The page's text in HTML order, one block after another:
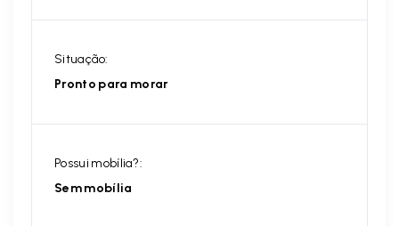
Situação:
Pronto para morar
Possui mobília?:
Sem mobília